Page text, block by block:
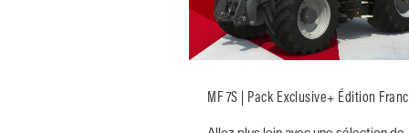
MF 7S | Pack Exclusive+ Édition